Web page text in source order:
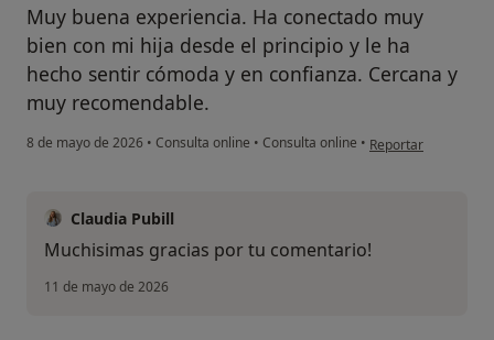
Muy buena experiencia. Ha conectado muy
bien con mi hija desde el principio y le ha
hecho sentir cómoda y en confianza. Cercana y
muy recomendable.
8 de mayo de 2026 • Consulta online • Consulta online • en opinión del
Reportar
Claudia Pubill
Muchisimas gracias por tu comentario!
11 de mayo de 2026